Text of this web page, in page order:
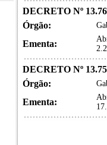
DECRETO Nº
Órgão:
Ementa:
DECRETO Nº
Órgão:
Ementa: